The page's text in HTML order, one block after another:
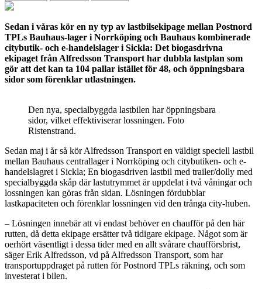
Sedan i våras kör en ny typ av lastbilsekipage mellan Postnord
TPLs Bauhaus-lager i Norrköping och Bauhaus kombinerade
citybutik- och e-handelslager i Sickla: Det biogasdrivna
ekipaget från Alfredsson Transport har dubbla lastplan som
gör att det kan ta 104 pallar istället för 48, och öppningsbara
sidor som förenklar utlastningen.
Den nya, specialbyggda lastbilen har öppningsbara
sidor, vilket effektiviserar lossningen. Foto
Ristenstrand.
Sedan maj i år så kör Alfredsson Transport en väldigt speciell lastbil
mellan Bauhaus centrallager i Norrköping och citybutiken- och e-
handelslagret i Sickla; En biogasdriven lastbil med trailer/dolly med
specialbyggda skåp där lastutrymmet är uppdelat i två våningar och
lossningen kan göras från sidan. Lösningen fördubblar
lastkapaciteten och förenklar lossningen vid den trånga city-huben.
– Lösningen innebär att vi endast behöver en chaufför på den här
rutten, då detta ekipage ersätter två tidigare ekipage. Något som är
oerhört väsentligt i dessa tider med en allt svårare chaufförsbrist,
säger Erik Alfredsson, vd på Alfredsson Transport, som har
transportuppdraget på rutten för Postnord TPLs räkning, och som
investerat i bilen.